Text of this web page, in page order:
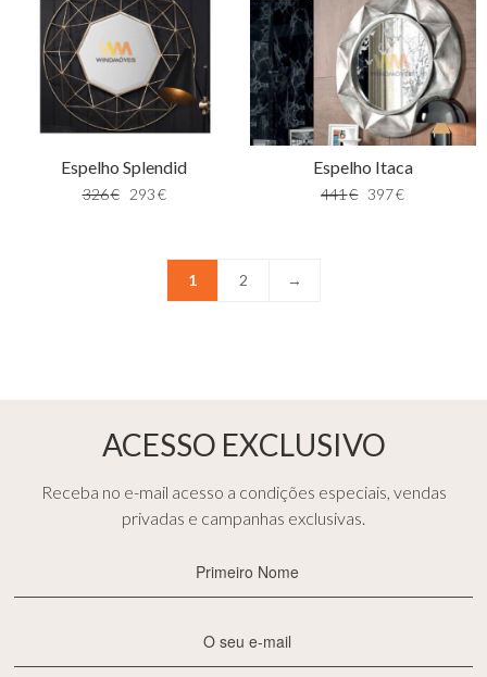
Espelho Splendid
326€ 293€
Espelho Itaca
441€ 397€
1 2 →
ACESSO EXCLUSIVO
Receba no e-mail acesso a condições especiais, vendas
privadas e campanhas exclusivas.
Nome
mail